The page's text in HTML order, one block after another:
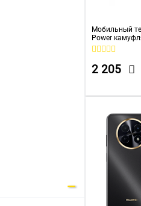
Мобильный
Power
2 205